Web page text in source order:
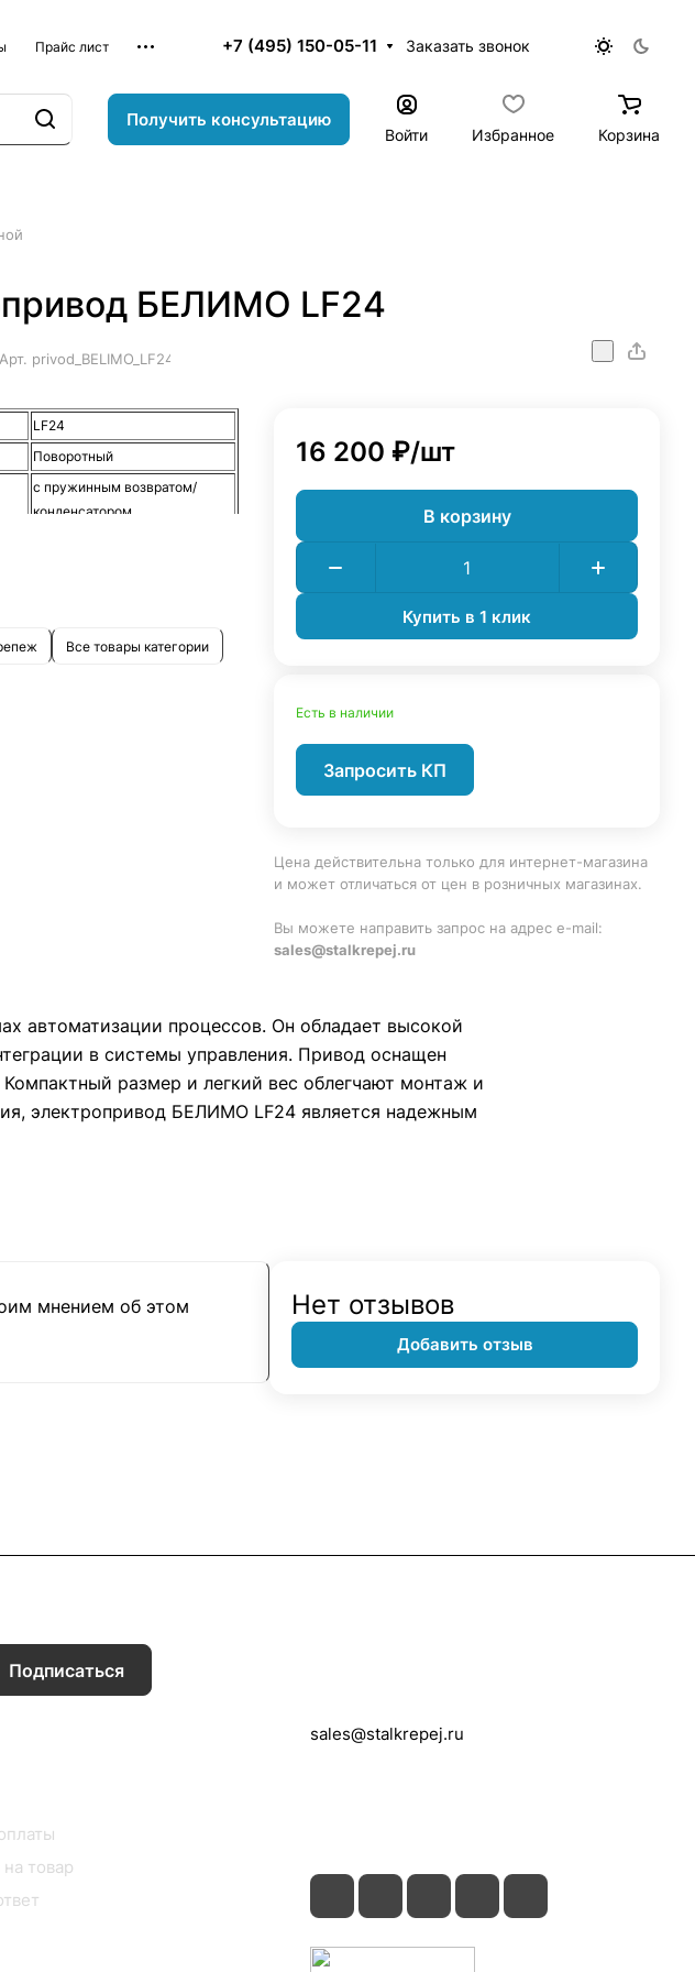
Прайс лист +7 (495) 150-05-11 Заказать звонок
Получить консультацию
Войти Избранное Корзина
БЕЛИМО LF24
Арт. privod_BELIMO_LF24
LF24
Поворотный
с пружинным возвратом/
конденсатором
0.8 м2
Все товары категории
16 200 ₽/шт
В корзину
Купить в 1 клик
Есть в наличии
Запросить КП
Цена действительна только для интернет-магазина
и может отличаться от цен в розничных магазинах.
Вы можете направить запрос на адрес e-mail:
sales@stalkrepej.ru
автоматизации процессов. Он обладает высокой
в системы управления. Привод оснащен
размер и легкий вес облегчают монтаж и
электропривод БЕЛИМО LF24 является надежным
мнением об этом
Нет отзывов
Добавить отзыв
Подписаться
на товар
sales@stalkrepej.ru